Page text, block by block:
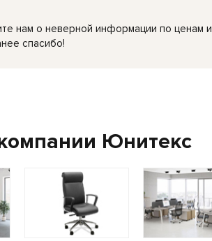
нам о неверной информации по ценам и
спасибо!
Юнитекс